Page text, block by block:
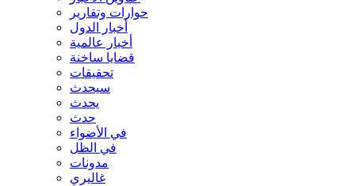
حوارات وتقارير
أخبار الدول
أخبار عالمية
قضايا ساخنة
تحقيقات
سيحدث
يحدث
حدث
في الأضواء
في الظل
مدونات
غاليري